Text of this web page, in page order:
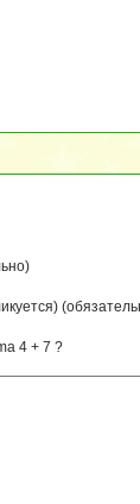
4 + 7 ?